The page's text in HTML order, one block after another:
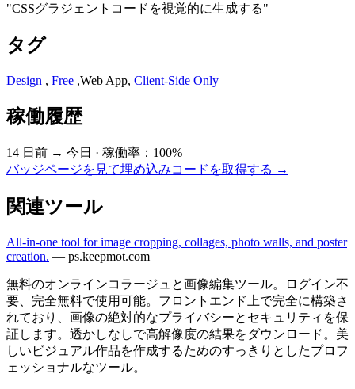
"CSSグラジェントコードを視覚的に生成する"
タグ
Design , Free ,Web App, Client-Side Only
稼働履歴
14 日前 → 今日 · 稼働率：100%
バッジページを見て埋め込みコードを取得する →
関連ツール
All-in-one tool for image cropping, collages, photo walls, and poster
creation. — ps.keepmot.com
無料のオンラインコラージュと画像編集ツール。ログイン不
要、完全無料で使用可能。フロントエンド上で完全に構築さ
れており、画像の絶対的なプライバシーとセキュリティを保
証します。透かしなしで高解像度の結果をダウンロード。美
しいビジュアル作品を作成するためのすっきりとしたプロフ
ェッショナルなツール。